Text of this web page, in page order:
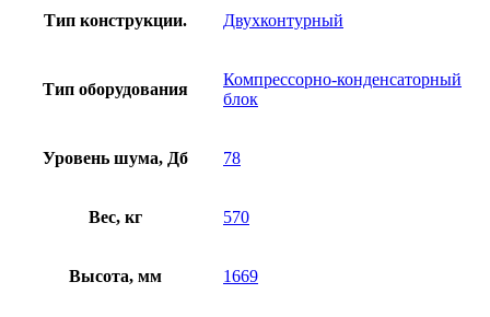
Тип конструкции. Двухконтурный
Тип оборудования
Компрессорно-конденсаторный
блок
Уровень шума, Дб 78
Вес, кг 570
Высота, мм 1669